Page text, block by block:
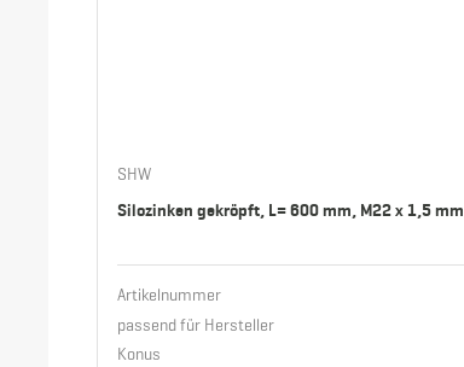
SHW
Silozinken gekröpft, L= 600 mm, M22 x 1,5 mm
Artikelnummer
passend für Hersteller
Konus